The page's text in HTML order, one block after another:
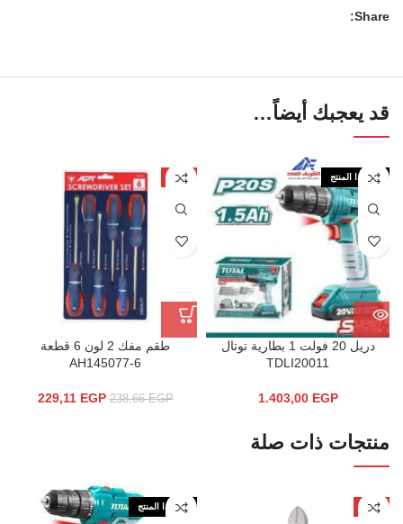
Share:
قد يعجبك أيضاً…
نفذ هذا المنتج
دريل 20 فولت 1 بطارية توتال
TDLI20011
1.403,00 EGP
-4%
طقم مفك 2 لون 6 قطعة
AH145077-6
238,66EGP
229,11 EGP
منتجات ذات صلة
-4% نفذ هذا المنتج